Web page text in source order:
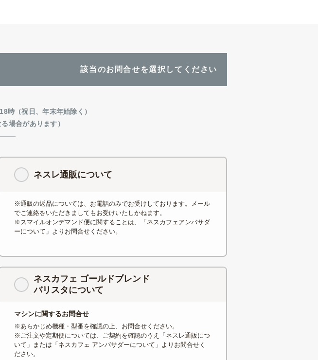
該当のお問合せを選択してください
時（祝日、年末年始除く）
場合があります）
ネスレ通販について
※通販の返品については、お電話のみでお受けしております。メール
でご連絡をいただきましてもお受けいたしかねます。
※スマイルオンデマンド便に関することは、「ネスカフェアンバサダ
ーについて」よりお問合せください。
ネスカフェ ゴールドブレンド
バリスタについて
マシンに関するお問合せ
※あらかじめ機種・型番を確認の上、お問合せください。
※ご注文や定期便については、ご契約を確認のうえ「ネスレ通販につ
いて」または「ネスカフェ アンバサダーについて」よりお問合せく
ださい。